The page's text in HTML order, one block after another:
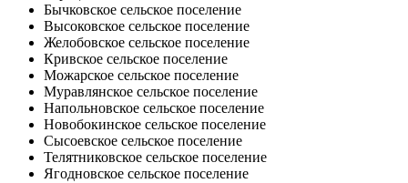
Бычковское сельское поселение
Высоковское сельское поселение
Желобовское сельское поселение
Кривское сельское поселение
Можарское сельское поселение
Муравлянское сельское поселение
Напольновское сельское поселение
Новобокинское сельское поселение
Сысоевское сельское поселение
Телятниковское сельское поселение
Ягодновское сельское поселение